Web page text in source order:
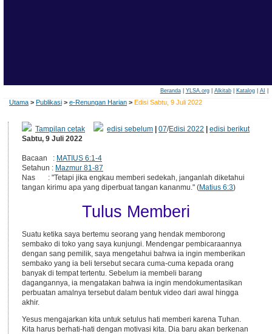
Beranda| YLSA.org| Alkitab| Katalog| AI
Utama > Publikasi > e-Renungan Harian > Edisi Sabtu, 9 Juli 2022
Tampilan cetak edisi sebelum |07/Edisi 2022 |edisi berikut
Sabtu, 9 Juli 2022
Bacaan : MATIUS 6:1-4
Setahun : Mazmur 81-87
Nas : "Tetapi jika engkau memberi sedekah, janganlah diketahui
tangan kirimu apa yang diperbuat tangan kananmu." (Matius 6:3)
Tulus Memberi
Suatu ketika saya bertemu seorang yang hendak memborong
sembako di toko yang saya kunjungi. Mendengar pembicaraannya
dengan sang pemilik, saya mengetahui bahwa ia ingin memberikan
sembako yang ia beli tersebut secara cuma-cuma kepada orang
banyak di tempat tertentu. Sebelum ia membeli barang
dagangannya, ia mengatakan bahwa ia ingin mendokumentasikan
perbuatan amalnya tersebut dalam bentuk video dari awal hingga
akhir.
Yesus mengajarkan kita untuk setulus hati memberi karena Tuhan.
Kita harus berhati-hati dengan motivasi kita. Dia baru akan berkenan